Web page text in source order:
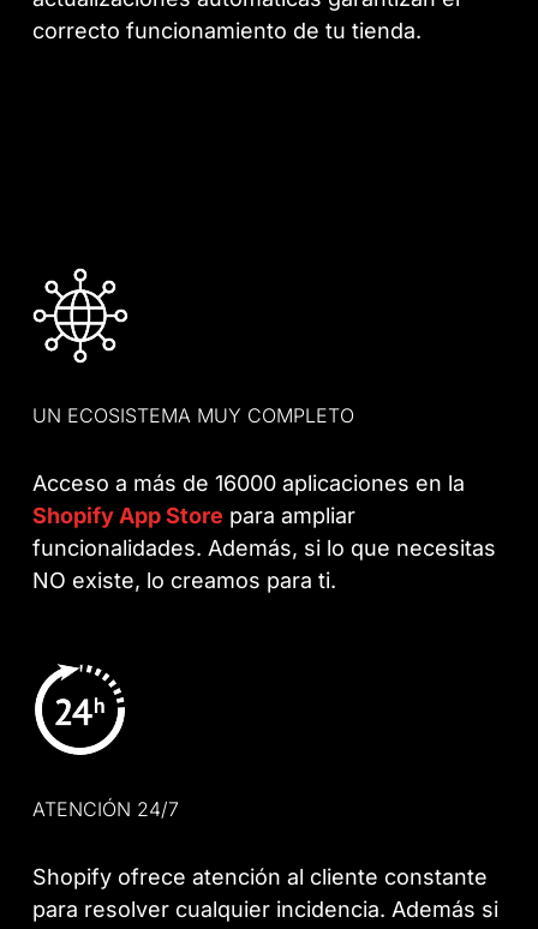
correcto funcionamiento de tu tienda.
UN ECOSISTEMA MUY COMPLETO
Acceso a más de 16000 aplicaciones en la
Shopify App Store para ampliar
funcionalidades. Además, si lo que necesitas
NO existe, lo creamos para ti.
ATENCIÓN 24/7
Shopify ofrece atención al cliente constante
para resolver cualquier incidencia. Además si